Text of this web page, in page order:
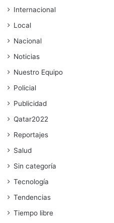
Internacional
Local
Nacional
Noticias
Nuestro Equipo
Policial
Publicidad
Qatar2022
Reportajes
Salud
Sin categoría
Tecnología
Tendencias
Tiempo libre